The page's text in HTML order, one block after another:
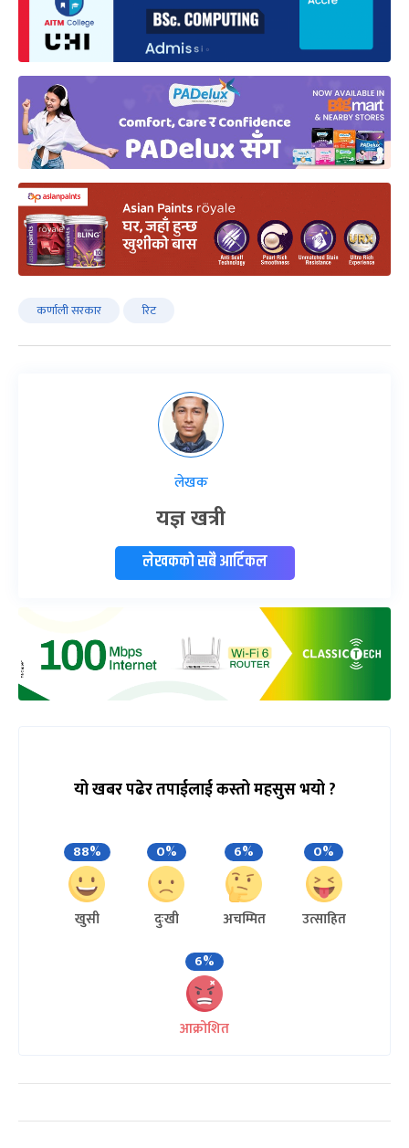
कर्णाली सरकार रिट
लेखक
यज्ञ खत्री
लेखकको सबै आर्टिकल
यो खबर पढेर तपाईलाई कस्तो महसुस भयो ?
88%
खुसी
0%
दुःखी
6%
अचम्मित
0%
उत्साहित
6%
आक्रोशित